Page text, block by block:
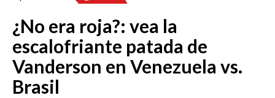
EMISIÓN 7:00 PM
¿No era roja?: vea la
escalofriante patada de
Vanderson en Venezuela vs.
Brasil